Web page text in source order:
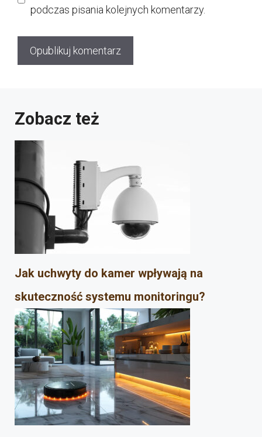
podczas pisania kolejnych komentarzy.
Zobacz też
Jak uchwyty do kamer wpływają na
skuteczność systemu monitoringu?